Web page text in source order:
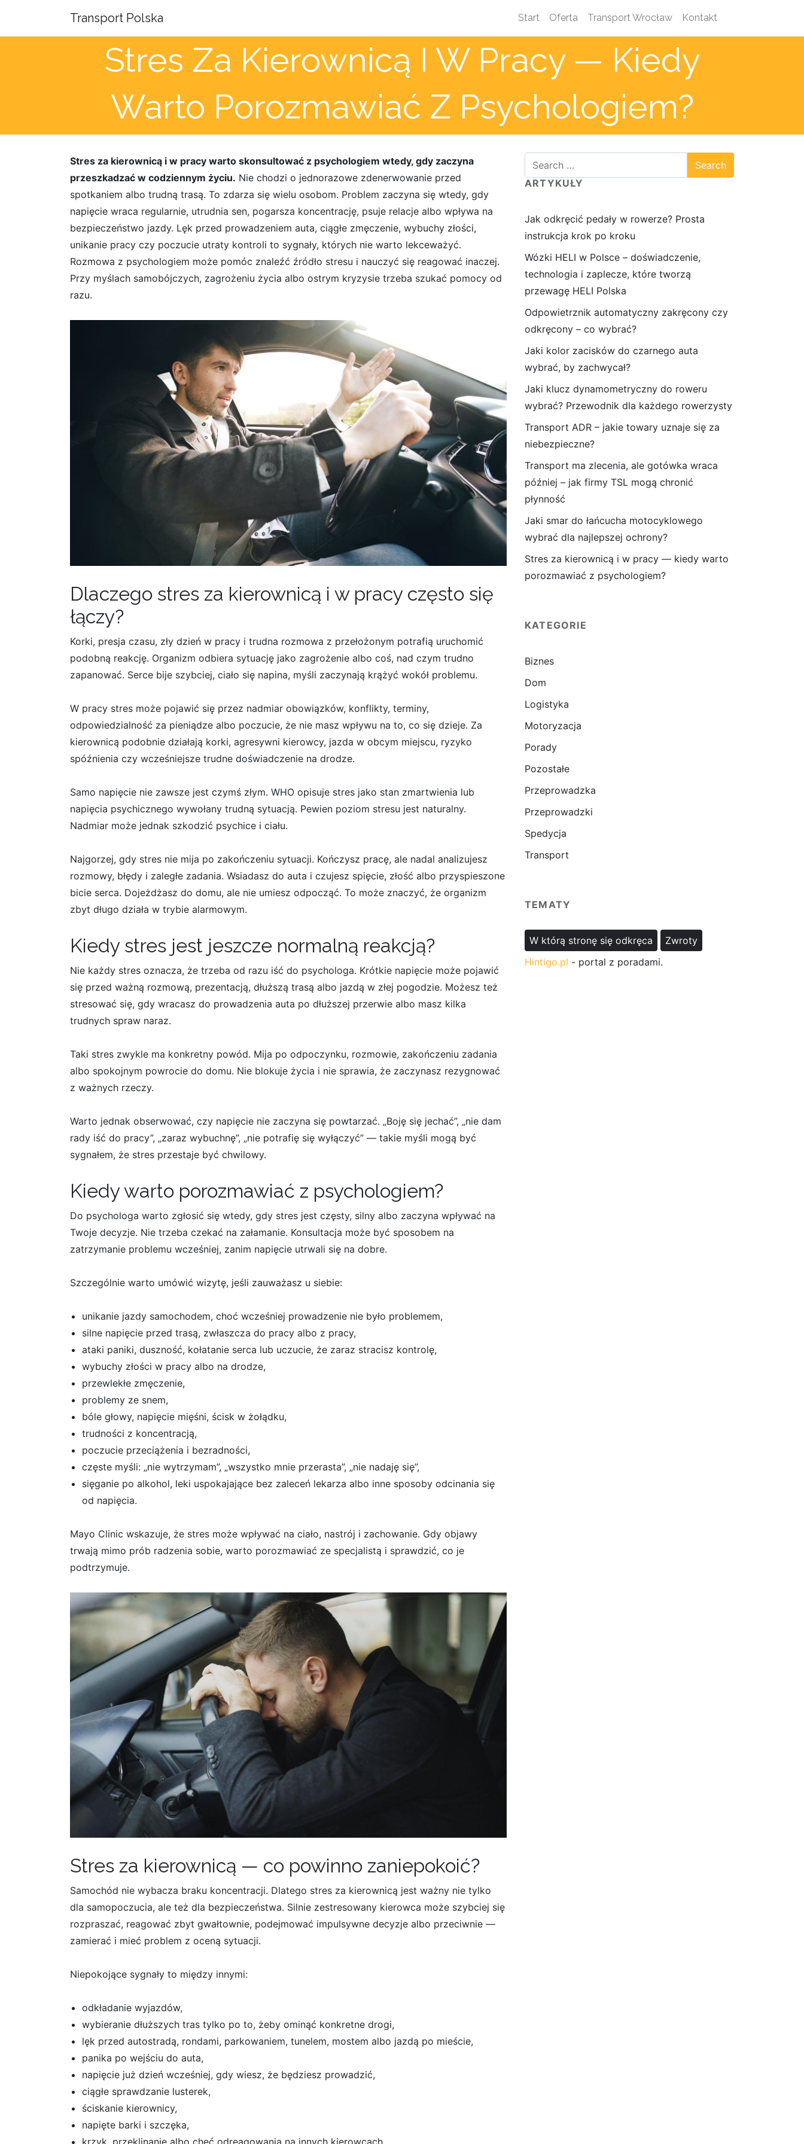
Transport Polska Start Oferta Transport Wrocław Kontakt
Stres Za Kierownicą I W Pracy — Kiedy
Warto Porozmawiać Z Psychologiem?
Stres za kierownicą i w pracy warto skonsultować z psychologiem wtedy, gdy zaczyna
przeszkadzać w codziennym życiu. Nie chodzi o jednorazowe zdenerwowanie przed
spotkaniem albo trudną trasą. To zdarza się wielu osobom. Problem zaczyna się wtedy, gdy
napięcie wraca regularnie, utrudnia sen, pogarsza koncentrację, psuje relacje albo wpływa na
bezpieczeństwo jazdy. Lęk przed prowadzeniem auta, ciągłe zmęczenie, wybuchy złości,
unikanie pracy czy poczucie utraty kontroli to sygnały, których nie warto lekceważyć.
Rozmowa z psychologiem może pomóc znaleźć źródło stresu i nauczyć się reagować inaczej.
Przy myślach samobójczych, zagrożeniu życia albo ostrym kryzysie trzeba szukać pomocy od
razu.
Dlaczego stres za kierownicą i w pracy często się
łączy?
Korki, presja czasu, zły dzień w pracy i trudna rozmowa z przełożonym potrafią uruchomić
podobną reakcję. Organizm odbiera sytuację jako zagrożenie albo coś, nad czym trudno
zapanować. Serce bije szybciej, ciało się napina, myśli zaczynają krążyć wokół problemu.
W pracy stres może pojawić się przez nadmiar obowiązków, konflikty, terminy,
odpowiedzialność za pieniądze albo poczucie, że nie masz wpływu na to, co się dzieje. Za
kierownicą podobnie działają korki, agresywni kierowcy, jazda w obcym miejscu, ryzyko
spóźnienia czy wcześniejsze trudne doświadczenie na drodze.
Samo napięcie nie zawsze jest czymś złym. WHO opisuje stres jako stan zmartwienia lub
napięcia psychicznego wywołany trudną sytuacją. Pewien poziom stresu jest naturalny.
Nadmiar może jednak szkodzić psychice i ciału.
Najgorzej, gdy stres nie mija po zakończeniu sytuacji. Kończysz pracę, ale nadal analizujesz
rozmowy, błędy i zaległe zadania. Wsiadasz do auta i czujesz spięcie, złość albo przyspieszone
bicie serca. Dojeżdżasz do domu, ale nie umiesz odpocząć. To może znaczyć, że organizm
zbyt długo działa w trybie alarmowym.
Kiedy stres jest jeszcze normalną reakcją?
Nie każdy stres oznacza, że trzeba od razu iść do psychologa. Krótkie napięcie może pojawić
się przed ważną rozmową, prezentacją, dłuższą trasą albo jazdą w złej pogodzie. Możesz też
stresować się, gdy wracasz do prowadzenia auta po dłuższej przerwie albo masz kilka
trudnych spraw naraz.
Taki stres zwykle ma konkretny powód. Mija po odpoczynku, rozmowie, zakończeniu zadania
albo spokojnym powrocie do domu. Nie blokuje życia i nie sprawia, że zaczynasz rezygnować
z ważnych rzeczy.
Warto jednak obserwować, czy napięcie nie zaczyna się powtarzać. „Boję się jechać”, „nie dam
rady iść do pracy”, „zaraz wybuchnę”, „nie potrafię się wyłączyć” — takie myśli mogą być
sygnałem, że stres przestaje być chwilowy.
Kiedy warto porozmawiać z psychologiem?
Do psychologa warto zgłosić się wtedy, gdy stres jest częsty, silny albo zaczyna wpływać na
Twoje decyzje. Nie trzeba czekać na załamanie. Konsultacja może być sposobem na
zatrzymanie problemu wcześniej, zanim napięcie utrwali się na dobre.
Szczególnie warto umówić wizytę, jeśli zauważasz u siebie:
unikanie jazdy samochodem, choć wcześniej prowadzenie nie było problemem,
silne napięcie przed trasą, zwłaszcza do pracy albo z pracy,
ataki paniki, duszność, kołatanie serca lub uczucie, że zaraz stracisz kontrolę,
wybuchy złości w pracy albo na drodze,
przewlekłe zmęczenie,
problemy ze snem,
bóle głowy, napięcie mięśni, ścisk w żołądku,
trudności z koncentracją,
poczucie przeciążenia i bezradności,
częste myśli: „nie wytrzymam”, „wszystko mnie przerasta”, „nie nadaję się”,
sięganie po alkohol, leki uspokajające bez zaleceń lekarza albo inne sposoby odcinania się
od napięcia.
Mayo Clinic wskazuje, że stres może wpływać na ciało, nastrój i zachowanie. Gdy objawy
trwają mimo prób radzenia sobie, warto porozmawiać ze specjalistą i sprawdzić, co je
podtrzymuje.
Stres za kierownicą — co powinno zaniepokoić?
Samochód nie wybacza braku koncentracji. Dlatego stres za kierownicą jest ważny nie tylko
dla samopoczucia, ale też dla bezpieczeństwa. Silnie zestresowany kierowca może szybciej się
rozpraszać, reagować zbyt gwałtownie, podejmować impulsywne decyzje albo przeciwnie —
zamierać i mieć problem z oceną sytuacji.
Niepokojące sygnały to między innymi:
odkładanie wyjazdów,
wybieranie dłuższych tras tylko po to, żeby ominąć konkretne drogi,
lęk przed autostradą, rondami, parkowaniem, tunelem, mostem albo jazdą po mieście,
panika po wejściu do auta,
napięcie już dzień wcześniej, gdy wiesz, że będziesz prowadzić,
ciągłe sprawdzanie lusterek,
ściskanie kierownicy,
napięte barki i szczęka,
ARTYKUŁY
Jak odkręcić pedały w rowerze? Prosta
instrukcja krok po kroku
Wózki HELI w Polsce – doświadczenie,
technologia i zaplecze, które tworzą
przewagę HELI Polska
Odpowietrznik automatyczny zakręcony czy
odkręcony – co wybrać?
Jaki kolor zacisków do czarnego auta
wybrać, by zachwycał?
Jaki klucz dynamometryczny do roweru
wybrać? Przewodnik dla każdego rowerzysty
Transport ADR – jakie towary uznaje się za
niebezpieczne?
Transport ma zlecenia, ale gotówka wraca
później – jak firmy TSL mogą chronić
płynność
Jaki smar do łańcucha motocyklowego
wybrać dla najlepszej ochrony?
Stres za kierownicą i w pracy — kiedy warto
porozmawiać z psychologiem?
KATEGORIE
Biznes
Dom
Logistyka
Motoryzacja
Porady
Pozostałe
Przeprowadzka
Przeprowadzki
Spedycja
Transport
TEMATY
W którą stronę się odkręca
Zwroty
Hintigo.pl - portal z poradami.